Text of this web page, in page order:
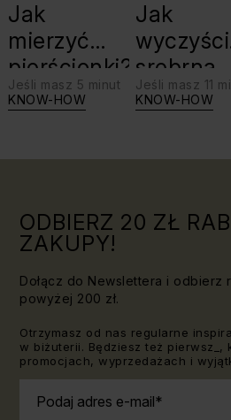
Jak
mierzyć
pierścionki?
Jeśli masz 5 minut
KNOW-HOW
Jak
srebrną
Jeśli masz 11
KNOW-HOW
ODBIERZ 20 ZŁ
ZAKUPY!
Dołącz do Newslettera i odbierz
powyżej 200 zł.
Otrzymasz od nas regularne
w biżuterii. Będziesz też pierwsz_,
promocjach, wyprzedażach i
Podaj adres e-mail